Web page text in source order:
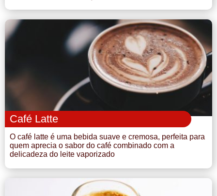
Café Latte
O café latte é uma bebida suave e cremosa, perfeita para
quem aprecia o sabor do café combinado com a
delicadeza do leite vaporizado